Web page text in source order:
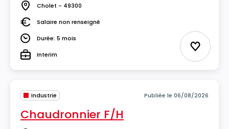
Lieu Cholet - 49300
SalaireSalaire non renseigné
DuréeDurée: 5 mois
TypeInterim Ajouter
Industrie Publiée le 06/08/2026
Chaudronnier F/H